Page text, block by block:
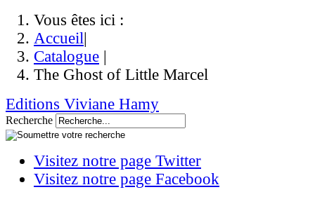
Vous êtes ici :
Accueil|
Catalogue |
The Ghost of Little Marcel
Editions Viviane Hamy
Recherche
Visitez notre page Twitter
Visitez notre page Facebook